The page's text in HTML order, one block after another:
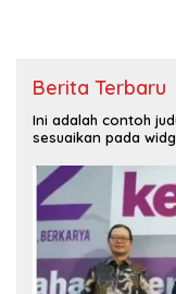
Berita Terbaru
Ini adalah contoh
sesuaikan pada